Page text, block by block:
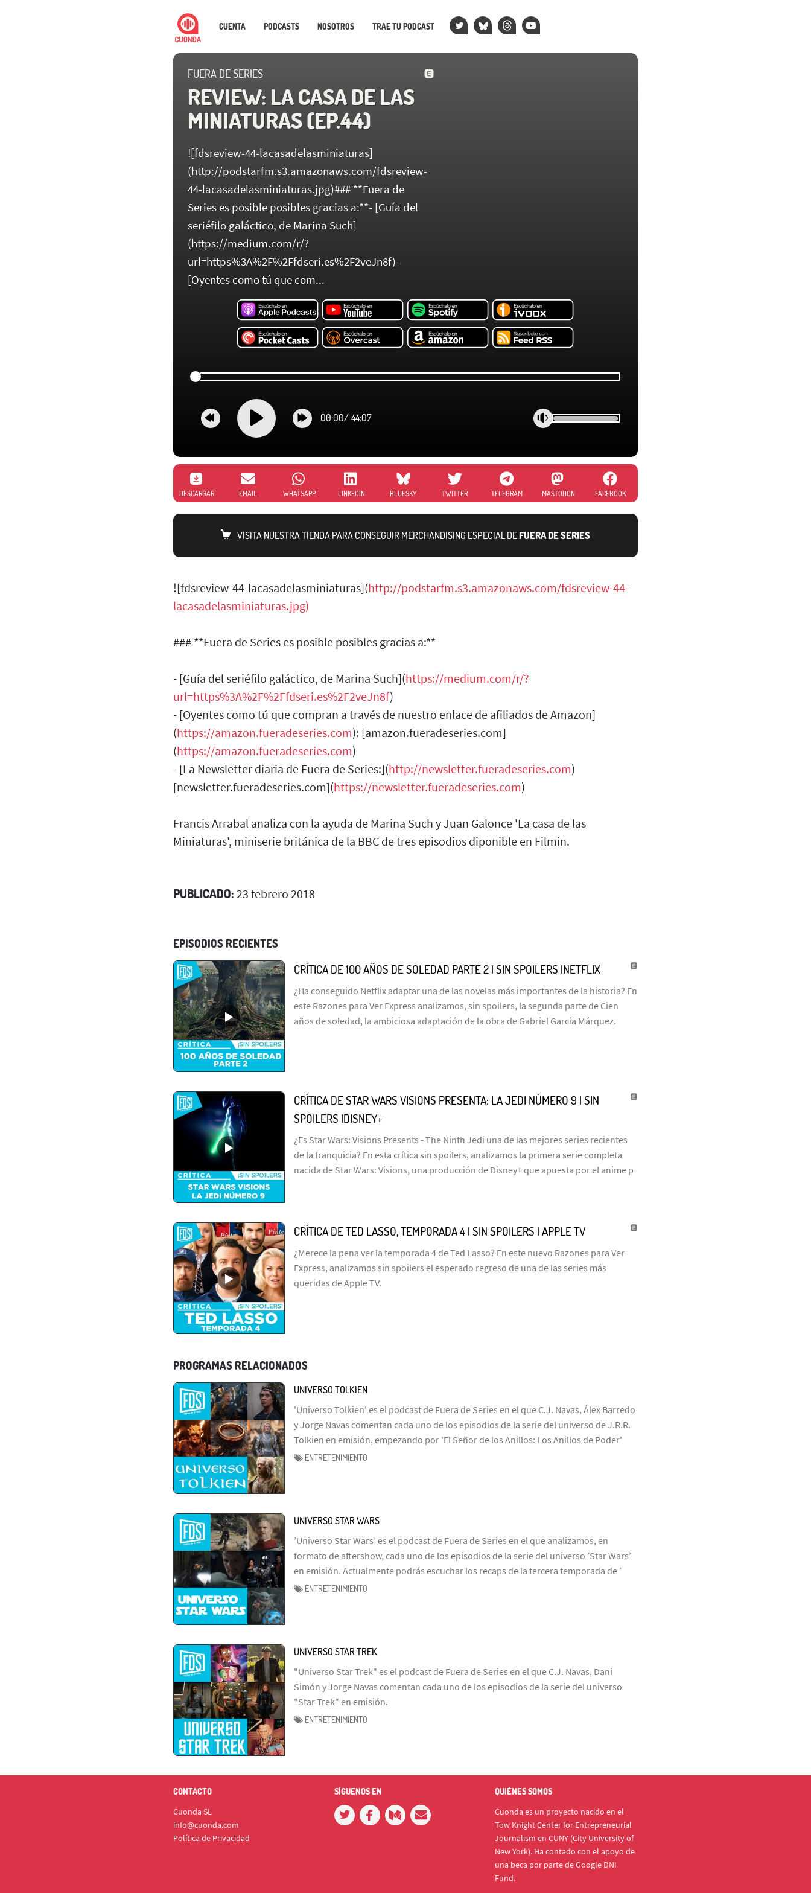
CUENTA PODCASTS NOSOTROS TRAE TU PODCAST
FUERA DE SERIES
REVIEW: LA CASA DE LAS
MINIATURAS (EP.44)
![fdsreview-44-lacasadelasminiaturas]
(http://podstarfm.s3.amazonaws.com/fdsreview-
44-lacasadelasminiaturas.jpg)### **Fuera de
Series es posible posibles gracias a:**- [Guía del
seriéfilo galáctico, de Marina Such]
(https://medium.com/r/?
url=https%3A%2F%2Ffdseri.es%2F2veJn8f)-
[Oyentes como tú que com...
00:00/ 44:07
DESCARGAR EMAIL WHATSAPP LINKEDIN BLUESKY TWITTER TELEGRAM MASTODON FACEBOOK
VISITA NUESTRA TIENDA PARA CONSEGUIR MERCHANDISING ESPECIAL DEFUERA DE SERIES
![fdsreview-44-lacasadelasminiaturas](http://podstarfm.s3.amazonaws.com/fdsreview-44-
lacasadelasminiaturas.jpg)
### **Fuera de Series es posible posibles gracias a:**
- [Guía del seriéfilo galáctico, de Marina Such](https://medium.com/r/?
url=https%3A%2F%2Ffdseri.es%2F2veJn8f)
- [Oyentes como tú que compran a través de nuestro enlace de afiliados de Amazon]
(https://amazon.fueradeseries.com): [amazon.fueradeseries.com]
(https://amazon.fueradeseries.com)
- [La Newsletter diaria de Fuera de Series:](http://newsletter.fueradeseries.com)
[newsletter.fueradeseries.com](https://newsletter.fueradeseries.com)
Francis Arrabal analiza con la ayuda de Marina Such y Juan Galonce 'La casa de las
Miniaturas', miniserie británica de la BBC de tres episodios diponible en Filmin.
PUBLICADO: 23 febrero 2018
EPISODIOS RECIENTES
CRÍTICA DE 100 AÑOS DE SOLEDAD PARTE 2 | SIN SPOILERS |NETFLIX
¿Ha conseguido Netflix adaptar una de las novelas más importantes de la historia? En
este Razones para Ver Express analizamos, sin spoilers, la segunda parte de Cien
años de soledad, la ambiciosa adaptación de la obra de Gabriel García Márquez.
CRÍTICA DE STAR WARS VISIONS PRESENTA: LA JEDI NÚMERO 9 | SIN
SPOILERS |DISNEY+
¿Es Star Wars: Visions Presents - The Ninth Jedi una de las mejores series recientes
de la franquicia? En esta crítica sin spoilers, analizamos la primera serie completa
nacida de Star Wars: Visions, una producción de Disney+ que apuesta por el anime p
CRÍTICA DE TED LASSO, TEMPORADA 4 | SIN SPOILERS | APPLE TV
¿Merece la pena ver la temporada 4 de Ted Lasso? En este nuevo Razones para Ver
Express, analizamos sin spoilers el esperado regreso de una de las series más
queridas de Apple TV.
PROGRAMAS RELACIONADOS
UNIVERSO TOLKIEN
'Universo Tolkien' es el podcast de Fuera de Series en el que C.J. Navas, Álex Barredo
y Jorge Navas comentan cada uno de los episodios de la serie del universo de J.R.R.
Tolkien en emisión, empezando por 'El Señor de los Anillos: Los Anillos de Poder'
ENTRETENIMIENTO
UNIVERSO STAR WARS
’Universo Star Wars’ es el podcast de Fuera de Series en el que analizamos, en
formato de aftershow, cada uno de los episodios de la serie del universo ’Star Wars’
en emisión. Actualmente podrás escuchar los recaps de la tercera temporada de ’
ENTRETENIMIENTO
UNIVERSO STAR TREK
"Universo Star Trek" es el podcast de Fuera de Series en el que C.J. Navas, Dani
Simón y Jorge Navas comentan cada uno de los episodios de la serie del universo
"Star Trek" en emisión.
ENTRETENIMIENTO
CONTACTO
Cuonda SL
info@cuonda.com
Política de Privacidad
SÍGUENOS EN QUIÉNES SOMOS
Cuonda es un proyecto nacido en el
Tow Knight Center for Entrepreneurial
Journalism en CUNY (City University of
New York). Ha contado con el apoyo de
una beca por parte de Google DNI
Fund.